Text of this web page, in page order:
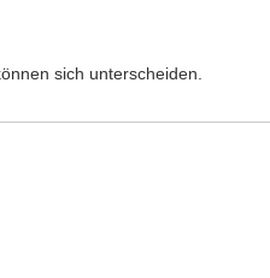
sich unterscheiden.